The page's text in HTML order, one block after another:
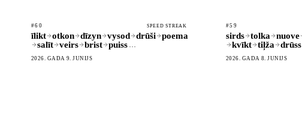
#60 SPEED STREAK
īlikt otkon dīzyn vysod drūši
poema
salīt
veirs brist puiss …
2026. GADA 9. JŪNIJS
#59
sirds tolka nuove
kvīkt
tiļža drūss
2026. GADA 8. JŪNIJS